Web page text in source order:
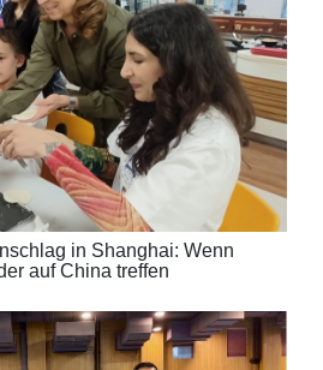
in Shanghai: Wenn
auf China treffen